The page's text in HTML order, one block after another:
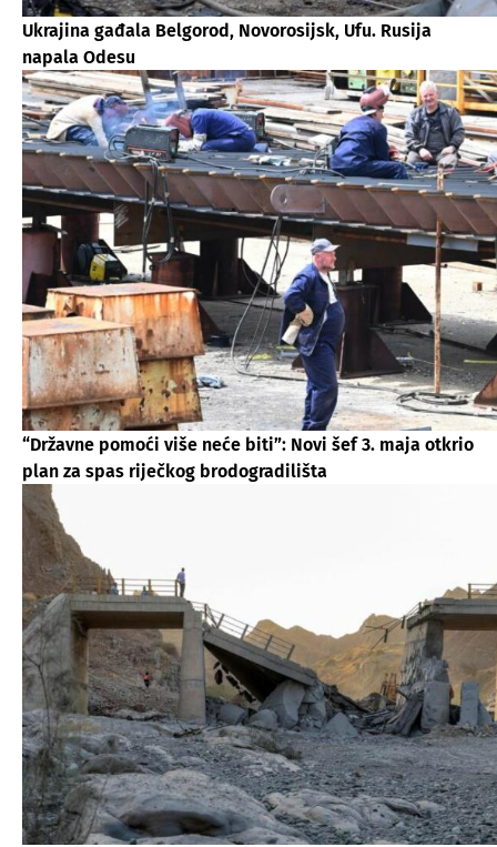
Ukrajina gađala Belgorod, Novorosijsk, Ufu. Rusija
napala Odesu
“Državne pomoći više neće biti”: Novi šef 3. maja otkrio
plan za spas riječkog brodogradilišta